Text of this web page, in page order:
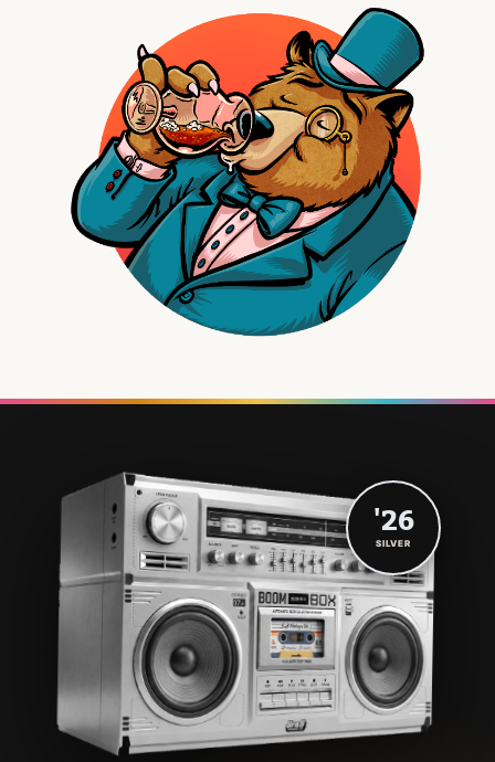
'26
SILVER